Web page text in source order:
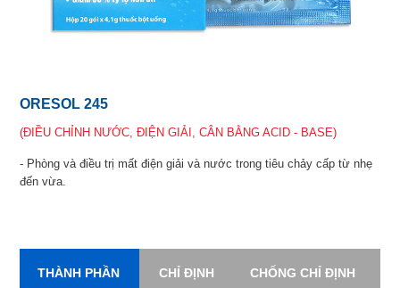
ORESOL 245
(ĐIỀU CHỈNH NƯỚC, ĐIỆN GIẢI, CÂN BẰNG ACID - BASE)
- Phòng và điều trị mất điện giải và nước trong tiêu chảy cấp từ nhẹ
đến vừa.
THÀNH PHẦN CHỈ ĐỊNH CHỐNG CHỈ ĐỊNH